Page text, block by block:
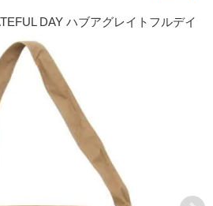
DAY ハブアグレイトフルデイ